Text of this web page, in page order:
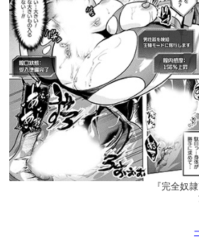
『完全奴